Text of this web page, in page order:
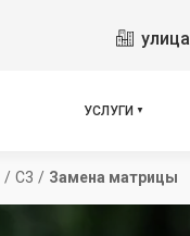
УСЛУГИ
/ С3 / Замена матрицы